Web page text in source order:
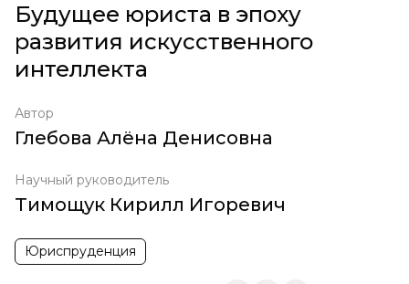
Будущее юриста в эпоху
развития искусственного
интеллекта
Автор
Глебова Алёна Денисовна
Научный руководитель
Тимощук Кирилл Игоревич
Юриспруденция